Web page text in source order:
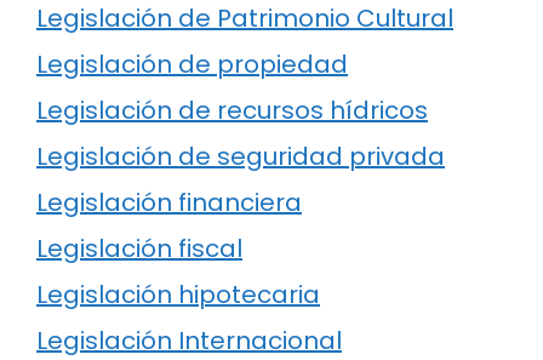
Legislación de Patrimonio Cultural
Legislación de propiedad
Legislación de recursos hídricos
Legislación de seguridad privada
Legislación financiera
Legislación fiscal
Legislación hipotecaria
Legislación Internacional